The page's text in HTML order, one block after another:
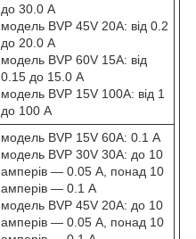
до 30.0 A
модель BVP 45V 20A: від 0.2
до 20.0 A
модель BVP 60V 15A: від
0.15 до 15.0 А
модель BVP 15V 100A: від 1
до 100 А
модель BVP 15V 60A: 0.1 А
модель BVP 30V 30A: до 10
амперів — 0.05 А, понад 10
амперів — 0.1 А
модель BVP 45V 20A: до 10
амперів — 0.05 А, понад 10